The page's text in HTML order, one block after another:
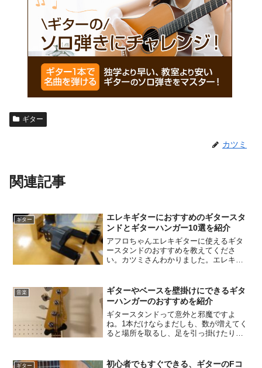
ギター
カツミ
関連記事
ギター
エレキギターにおすすめのギタースタ
ンドとギターハンガー10選を紹介
アフロちゃんエレキギターに使えるギタ
ースタンドのおすすめを教えてくださ
い。カツミさんわかりました。エレキギ
ーを弾くのに欠かせないのがギタースタ
ンドです。ちょっと休憩した...
音楽
ギターやベースを壁掛けにできるギタ
ーハンガーのおすすめを紹介
ギタースタンドって意外と邪魔ですよ
ね。1本だけならまだしも、数が増えてく
ると場所を取るし、足を引っ掛けたりし
けて、ギターやベースを吊るしておくこ
ギター
初心者でもすぐできる、ギターのFコ